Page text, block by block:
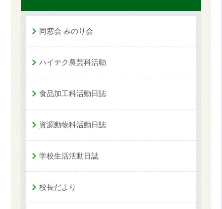
同窓会 みのり会
ハイテク農芸科活動
食品加工科活動日誌
資源動物科活動日誌
学校生活活動日誌
校長だより